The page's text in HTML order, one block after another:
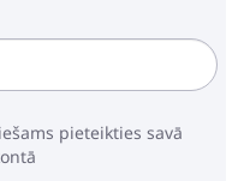
pieteikties savā